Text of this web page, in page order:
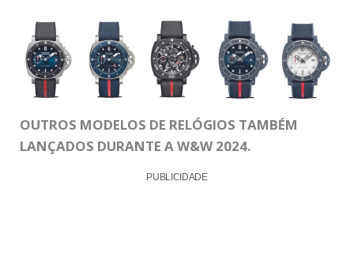
OUTROS MODELOS DE RELÓGIOS TAMBÉM
LANÇADOS DURANTE A W&W 2024.
PUBLICIDADE